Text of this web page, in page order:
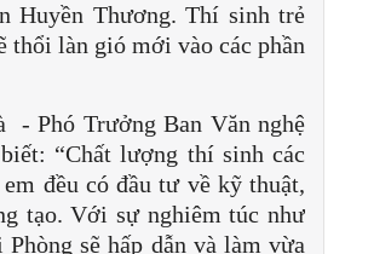
Huyền Thương. Thí sinh trẻ
thổi làn gió mới vào các phần
- Phó Trưởng Ban Văn nghệ
“Chất lượng thí sinh các
đều có đầu tư về kỹ thuật,
tạo. Với sự nghiêm túc như
sẽ hấp dẫn và làm vừa